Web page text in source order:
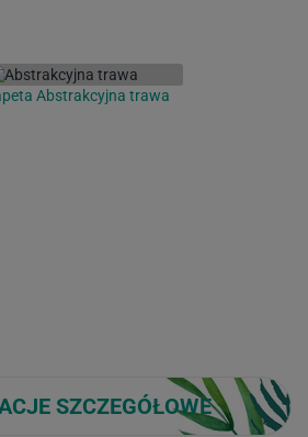
Abstrakcyjna trawa
SZCZEGÓŁOWE